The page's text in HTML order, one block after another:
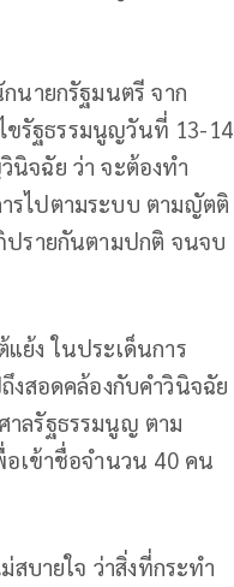
นายกรัฐมนตรี​ จาก
ขรัฐธรรมนูญวันที่ 13-14
จฉัย​ ว่า จะต้องทำ
รไปตามระบบ ตามญัตติ
ปรายกันตามปกติ จนจบ
ย้ง ในประเด็นการ
งสอดคล้องกับคำวินิจฉัย
าลรัฐธรรมนูญ​ ตาม
เข้าชื่อจำนวน​ 40 คน​
สบายใจ ว่าสิ่งที่กระทำ